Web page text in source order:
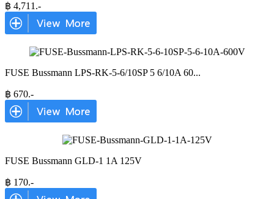
฿ 4,711 .-
FUSE Bussmann LPS-RK-5-6/10SP 5 6/10A 60...
฿ 670.-
FUSE Bussmann GLD-1 1A 125V
฿ 170.-